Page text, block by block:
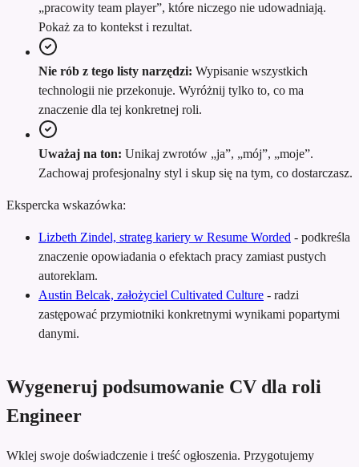
„pracowity team player”, które niczego nie udowadniają.
Pokaż za to kontekst i rezultat.
Nie rób z tego listy narzędzi: Wypisanie wszystkich
technologii nie przekonuje. Wyróżnij tylko to, co ma
znaczenie dla tej konkretnej roli.
Uważaj na ton: Unikaj zwrotów „ja”, „mój”, „moje”.
Zachowaj profesjonalny styl i skup się na tym, co dostarczasz.
Ekspercka wskazówka:
Lizbeth Zindel, strateg kariery w Resume Worded - podkreśla
znaczenie opowiadania o efektach pracy zamiast pustych
autoreklam.
Austin Belcak, założyciel Cultivated Culture - radzi
zastępować przymiotniki konkretnymi wynikami popartymi
danymi.
Wygeneruj podsumowanie CV dla roli
Engineer
Wklej swoje doświadczenie i treść ogłoszenia. Przygotujemy